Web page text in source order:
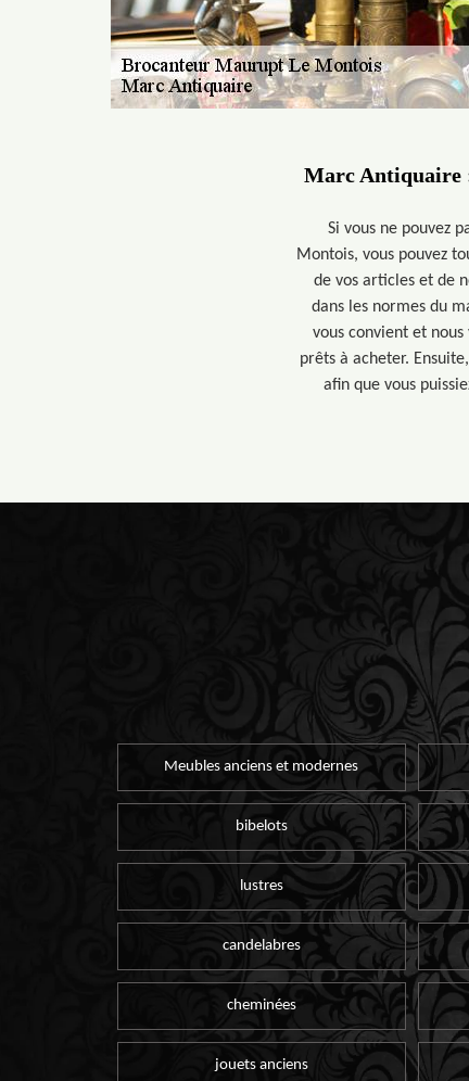
Marc Antiquaire
Si vous ne pouvez
Montois, vous pouvez
de vos articles et de
dans les normes du
vous convient et
prêts à acheter.
afin que vous
Meubles anciens et modernes
bibelots
lustres
candelabres
cheminées
jouets anciens